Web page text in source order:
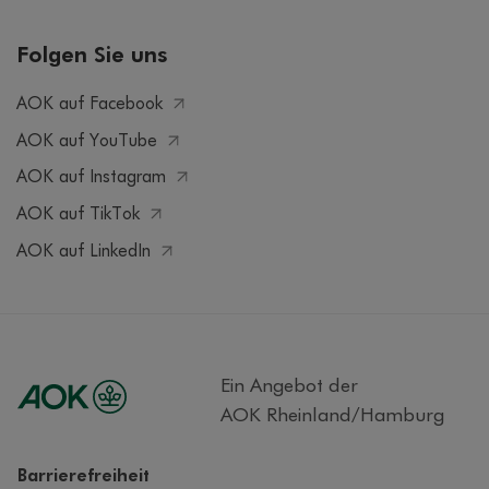
Folgen Sie uns
AOK auf Facebook
AOK auf YouTube
AOK auf Instagram
AOK auf TikTok
AOK auf LinkedIn
Ein Angebot der
AOK Rheinland/Hamburg
Barrierefreiheit